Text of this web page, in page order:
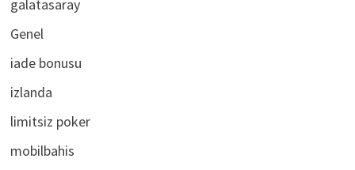
galatasaray
Genel
iade bonusu
izlanda
limitsiz poker
mobilbahis